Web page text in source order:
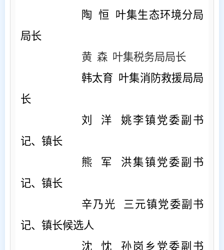
陶 恒
叶集生态环境分局
局长
黄森 叶集税务局局长
韩太育 叶集消防救援局局
长
刘
洋 姚李镇党委副书
记、镇长
熊
军 洪集镇党委副书
记、镇长
辛乃光 三元镇党委副书
记、镇长候选人
沈
忱 孙岗乡党委副书